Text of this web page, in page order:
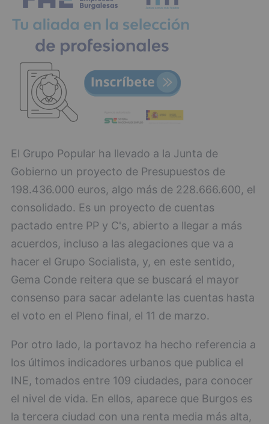
El Grupo Popular ha llevado a la Junta de
Gobierno un proyecto de Presupuestos de
198.436.000 euros, algo más de 228.666.600, el
consolidado. Es un proyecto de cuentas
pactado entre PP y C's, abierto a llegar a más
acuerdos, incluso a las alegaciones que va a
hacer el Grupo Socialista, y, en este sentido,
Gema Conde reitera que se buscará el mayor
consenso para sacar adelante las cuentas hasta
el voto en el Pleno final, el 11 de marzo.
Por otro lado, la portavoz ha hecho referencia a
los últimos indicadores urbanos que publica el
INE, tomados entre 109 ciudades, para conocer
el nivel de vida. En ellos, aparece que Burgos es
la tercera ciudad con una renta media más alta,